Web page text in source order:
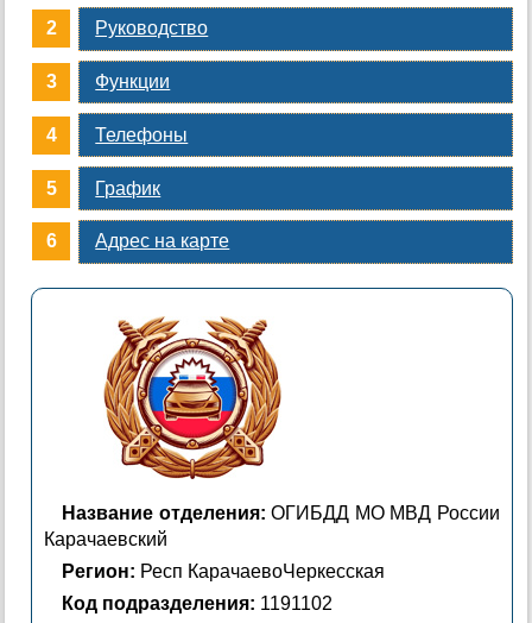
Руководство
Функции
Телефоны
График
Адрес на карте
Название отделения: ОГИБДД МО МВД России
Карачаевский
Регион: Респ КарачаевоЧеркесская
Код подразделения: 1191102